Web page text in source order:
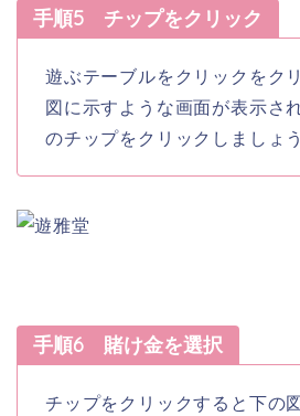
手順5 チップをクリック
遊ぶテーブルをクリックをク
図に示すような画面が表示さ
のチップをクリックしましょう
手順6 賭け金を選択
チップをクリックすると下の